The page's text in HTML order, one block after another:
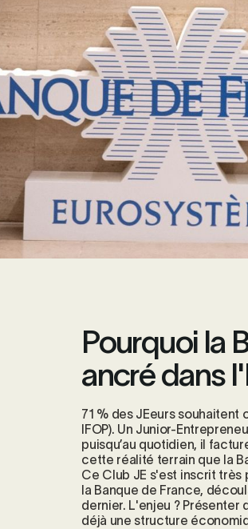
Pourquoi la
ancré dans
71 % des JEeurs
IFOP). Un Junior-
puisqu’au quotidien, il
cette réalité terrain que la
Ce Club JE s'est inscrit très
la Banque de France,
dernier. L'enjeu ?
déjà une structure